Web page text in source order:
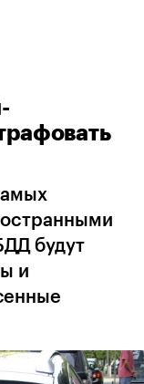
будут
и